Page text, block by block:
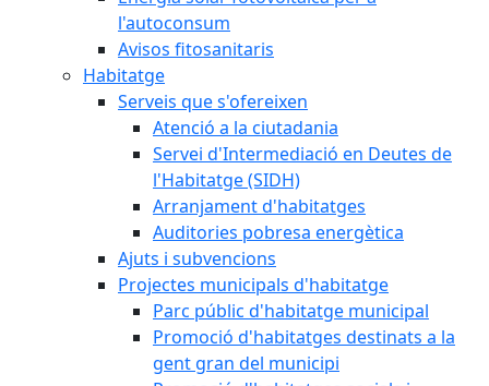
l'autoconsum
Avisos fitosanitaris
Habitatge
Serveis que s'ofereixen
Atenció a la ciutadania
Servei d'Intermediació en Deutes de
l'Habitatge (SIDH)
Arranjament d'habitatges
Auditories pobresa energètica
Ajuts i subvencions
Projectes municipals d'habitatge
Parc públic d'habitatge municipal
Promoció d'habitatges destinats a la
gent gran del municipi